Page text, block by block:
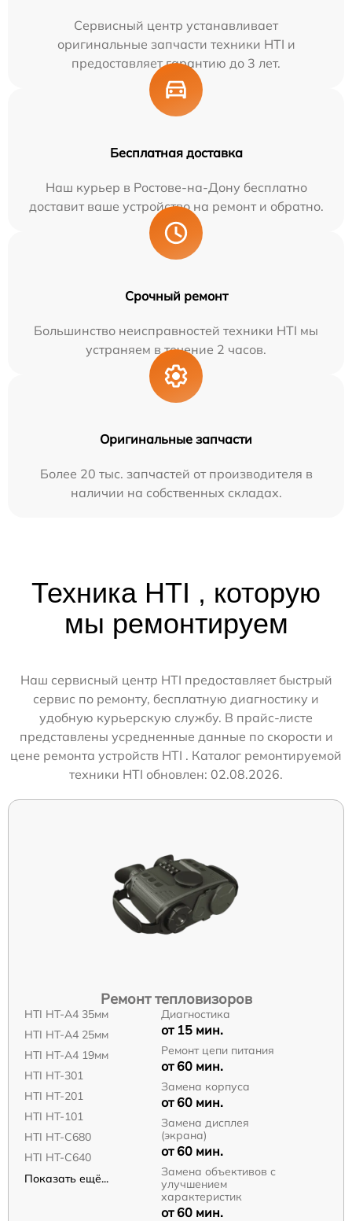
Сервисный центр устанавливает
оригинальные запчасти техники HTI и
предоставляет гарантию до 3 лет.
Бесплатная доставка
Наш курьер в Ростове-на-Дону бесплатно
доставит ваше устройство на ремонт и обратно.
Срочный ремонт
Большинство неисправностей техники HTI мы
устраняем в течение 2 часов.
Оригинальные запчасти
Более 20 тыс. запчастей от производителя в
наличии на собственных складах.
Техника HTI , которую
мы ремонтируем
Наш сервисный центр HTI предоставляет быстрый
сервис по ремонту, бесплатную диагностику и
удобную курьерскую службу. В прайс-листе
представлены усредненные данные по скорости и
цене ремонта устройств HTI . Каталог ремонтируемой
техники HTI обновлен: 02.08.2026.
Ремонт тепловизоров
HTI HT-A4 35мм
HTI HT-A4 25мм
HTI HT-A4 19мм
HTI HT-301
HTI HT-201
HTI HT-101
HTI HT-C680
HTI HT-C640
Показать ещё...
Диагностика
от 15 мин.
Ремонт цепи питания
от 60 мин.
Замена корпуса
от 60 мин.
Замена дисплея
(экрана)
от 60 мин.
Замена объективов с
улучшением
характеристик
от 60 мин.